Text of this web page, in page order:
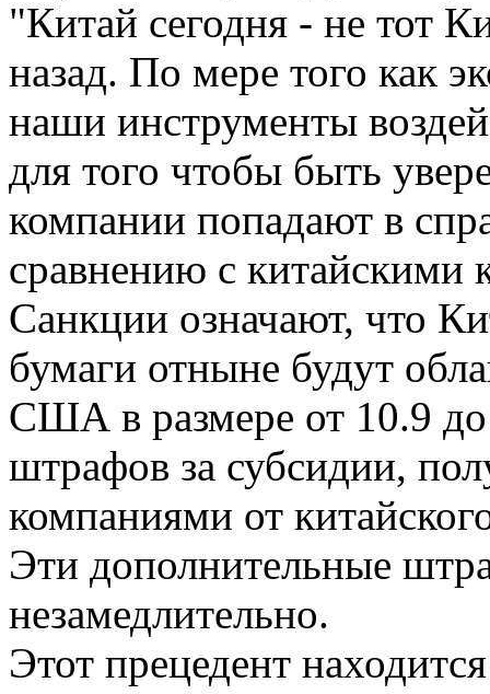
"Китай сегодня - не тот
назад. По мере того как
наши инструменты
для того чтобы быть
компании попадают в
сравнению с китайскими
Санкции означают, что
бумаги отныне будут
США в размере от 10.9 до
штрафов за субсидии,
компаниями от
Эти дополнительные
незамедлительно.
Этот прецедент